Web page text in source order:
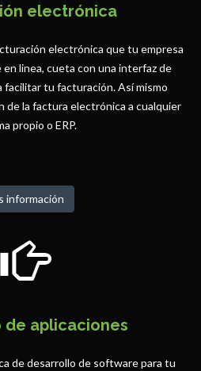
electrónica
electrónica que tu empresa
linea, cueta con una interfaz de
facilitar tu facturación. Así mismo
de la factura electrónica a cualquier
propio o ERP.
información
de aplicaciones
de desarrollo de software para tu